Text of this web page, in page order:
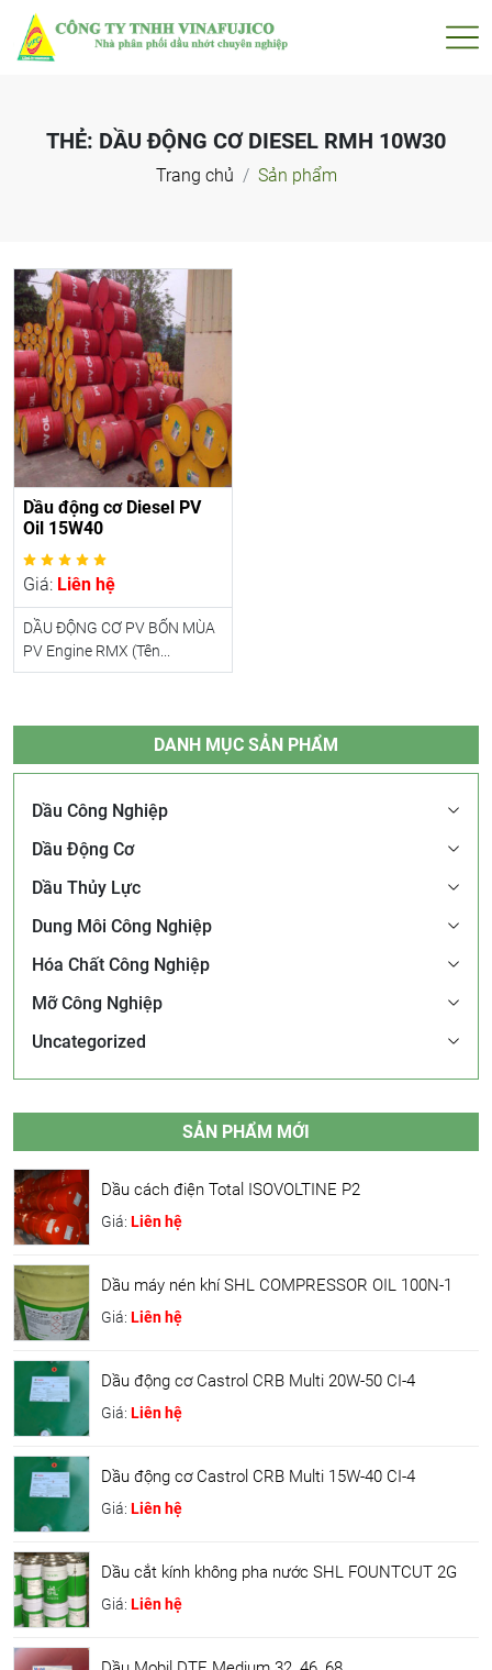
THẺ: DẦU ĐỘNG CƠ DIESEL RMH 10W30
Trang chủ Sản phẩm
Dầu động cơ Diesel PV
Oil 15W40
Giá: Liên hệ
DẦU ĐỘNG CƠ PV BỐN MÙA
PV Engine RMX (Tên...
DANH MỤC SẢN PHẨM
Dầu Công Nghiệp
Dầu Động Cơ
Dầu Thủy Lực
Dung Môi Công Nghiệp
Hóa Chất Công Nghiệp
Mỡ Công Nghiệp
Uncategorized
SẢN PHẨM MỚI
Dầu cách điện Total ISOVOLTINE P2
Giá: Liên hệ
Dầu máy nén khí SHL COMPRESSOR OIL 100N-1
Giá: Liên hệ
Dầu động cơ Castrol CRB Multi 20W-50 CI-4
Giá: Liên hệ
Dầu động cơ Castrol CRB Multi 15W-40 CI-4
Giá: Liên hệ
Dầu cắt kính không pha nước SHL FOUNTCUT 2G
Giá: Liên hệ